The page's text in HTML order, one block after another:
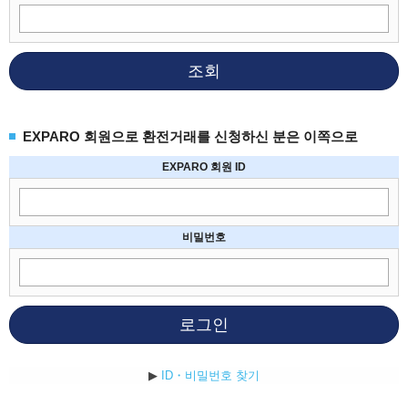
조회
EXPARO 회원으로 환전거래를 신청하신 분은 이쪽으로
EXPARO 회원 ID
비밀번호
로그인
▶ ID・비밀번호 찾기